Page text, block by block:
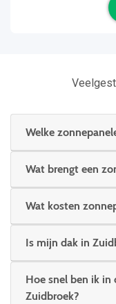
Welke
Wat brengt een
Wat kosten
Is mijn dak in
Hoe snel ben ik
Zuidbroek?